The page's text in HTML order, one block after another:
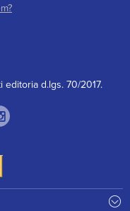
d.lgs. 70/2017.